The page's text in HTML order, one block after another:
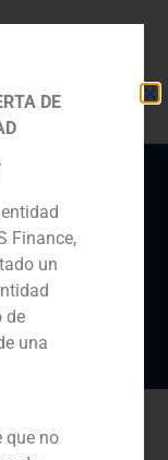
Mikel
GBS
DE
Finance,
un
de
una
que no